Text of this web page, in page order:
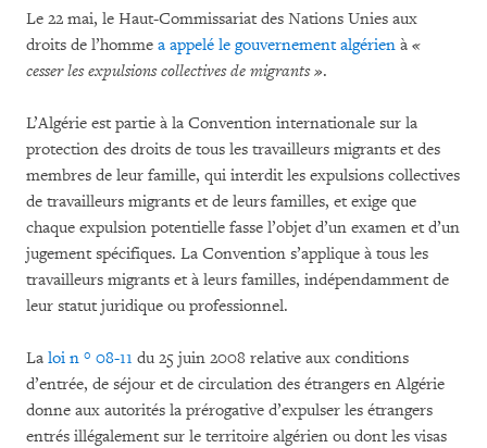
Le 22 mai, le Haut-Commissariat des Nations Unies aux
droits de l’homme a appelé le gouvernement algérien à «
cesser les expulsions collectives de migrants ».
L’Algérie est partie à la Convention internationale sur la
protection des droits de tous les travailleurs migrants et des
membres de leur famille, qui interdit les expulsions collectives
de travailleurs migrants et de leurs familles, et exige que
chaque expulsion potentielle fasse l’objet d’un examen et d’un
jugement spécifiques. La Convention s’applique à tous les
travailleurs migrants et à leurs familles, indépendamment de
leur statut juridique ou professionnel.
La loi n ° 08-11 du 25 juin 2008 relative aux conditions
d’entrée, de séjour et de circulation des étrangers en Algérie
donne aux autorités la prérogative d’expulser les étrangers
entrés illégalement sur le territoire algérien ou dont les visas